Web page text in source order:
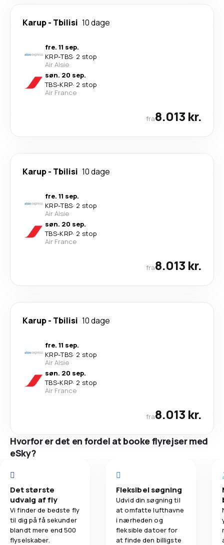
Karup- Tbilisi 10 dage
fre. 11 sep.
KRP-TBS· 2 stop
Air Alsie
søn. 20 sep.
TBS-KRP· 2 stop
Air France
fra8.013 kr.
Karup- Tbilisi 10 dage
fre. 11 sep.
KRP-TBS· 2 stop
Air Alsie
søn. 20 sep.
TBS-KRP· 2 stop
Air France
fra8.013 kr.
Karup- Tbilisi 10 dage
fre. 11 sep.
KRP-TBS· 2 stop
Air Alsie
søn. 20 sep.
TBS-KRP· 2 stop
Air France
fra8.013 kr.
Hvorfor er det en fordel at booke flyrejser med
eSky?
Det største
udvalg af fly
Vi finder de bedste fly
til dig på få sekunder
blandt mere end 500
flyselskaber.
Fleksibel søgning
Udvid din søgning til
at omfatte lufthavne
i nærheden og
fleksible datoer for
at finde den billigste